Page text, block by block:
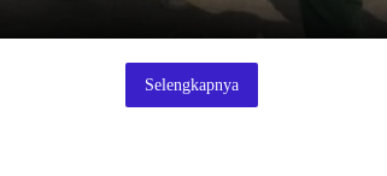
Selengkapnya